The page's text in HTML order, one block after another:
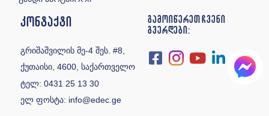
კონტაქტი
გრიშაშვილის მე-4 შეს. #8,
ქუთაისი, 4600, საქართველო
ტელ:0431 25 13 30
ელ ფოსტა: info@edec.ge
გამოიწერეთ ჩვენი
გვერდები: